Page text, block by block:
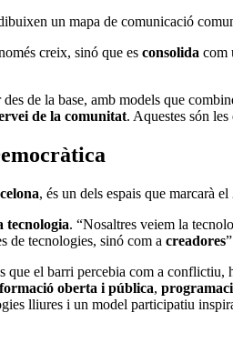
un mapa de comunicació
creix, sinó que es consolida com
de la base, amb models que
de la comunitat. Aquestes són
, és un dels espais que marcarà el
tecnologia. “Nosaltres veiem la
de tecnologies, sinó com a creadores
que el barri percebia com a conflictiu,
formació oberta i pública,
lliures i un model participatiu